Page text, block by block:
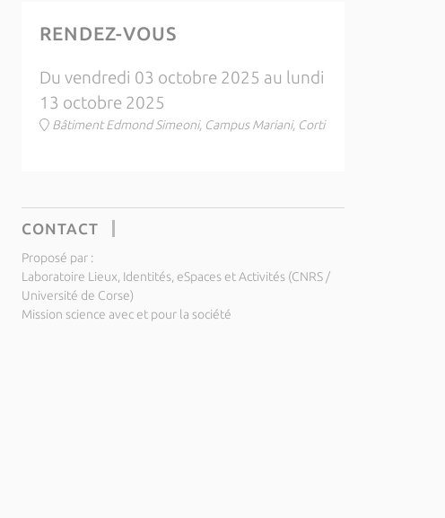
RENDEZ-VOUS
Du vendredi 03 octobre 2025 au lundi
13 octobre 2025
Bâtiment Edmond Simeoni, Campus Mariani, Corti
CONTACT
Proposé par :
Laboratoire Lieux, Identités, eSpaces et Activités (CNRS /
Université de Corse)
Mission science avec et pour la société